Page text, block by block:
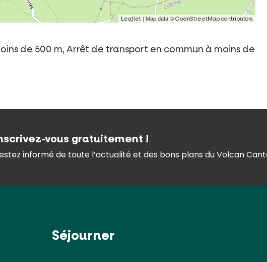
Leaflet| Map data ©OpenStreetMap contributors
de 500 m, Arrêt de transport en commun à moins de
vous gratuitement !
informé de toute l’actualité et des bons plans du Volcan
Séjourner